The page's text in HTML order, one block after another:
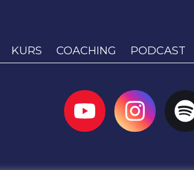
KURS COACHING PODCAST